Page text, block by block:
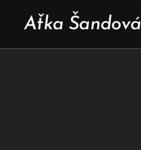
Aťka Šandová